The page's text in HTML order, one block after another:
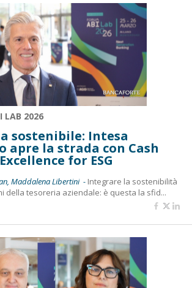
LAB 2026
sostenibile: Intesa
apre la strada con Cash
for ESG
Maddalena Libertini - Integrare la sostenibilità
della tesoreria aziendale: è questa la sfid...